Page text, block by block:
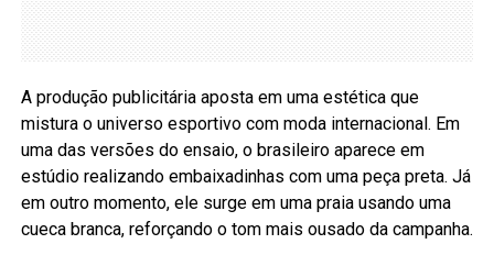
A produção publicitária aposta em uma estética que
mistura o universo esportivo com moda internacional. Em
uma das versões do ensaio, o brasileiro aparece em
estúdio realizando embaixadinhas com uma peça preta. Já
em outro momento, ele surge em uma praia usando uma
cueca branca, reforçando o tom mais ousado da campanha.